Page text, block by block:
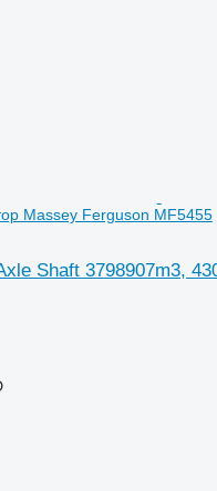
Massey Ferguson MF5455
Shaft 3798907m3,